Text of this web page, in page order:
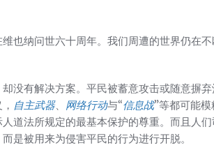
也纳问世六十周年。我们周遭的世界仍在
没有解决方案。平民被蓄意攻击或随意摒
自主武器、 网络行动与“信息战”等都可能
道法所规定的最基本保护的尊重。而且人
是被用来为侵害平民的行为进行开脱。